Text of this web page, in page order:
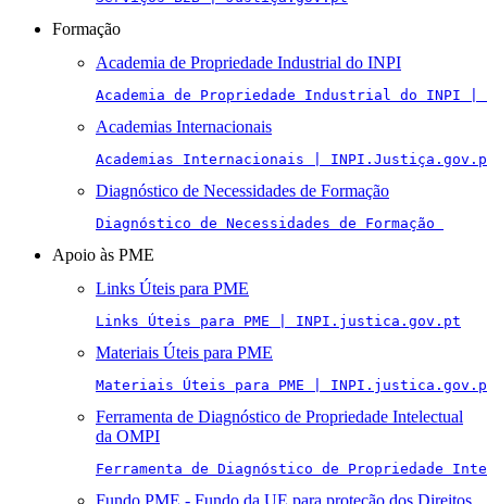
Formação
Academia de Propriedade Industrial do INPI
Academia de Propriedade Industrial do INPI
Academias Internacionais
Academias Internacionais |
Diagnóstico de Necessidades de Formação
Diagnóstico de Necessidades de Formação
Apoio às PME
Links Úteis para PME
Links Úteis para PME | INPI.justica.gov.pt
Materiais Úteis para PME
Materiais Úteis para PME |
Ferramenta de Diagnóstico de Propriedade Intelectual
da OMPI
Ferramenta de Diagnóstico de Propriedade
Fundo PME - Fundo da UE para proteção dos Direitos